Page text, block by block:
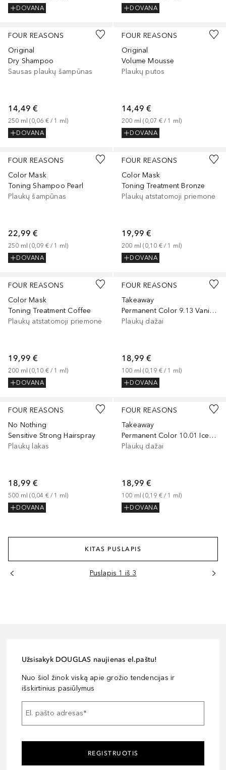
DOVANA
DOVANA
FOUR REASONS
Original
Dry Shampoo
Sausas plaukų šampūnas
14,49 €
250 ml (0,06 € / 1 ml)
DOVANA
FOUR REASONS
Original
Volume Mousse
Plaukų putos
14,49 €
200 ml (0,07 € / 1 ml)
DOVANA
FOUR REASONS
Color Mask
Toning Shampoo Pearl
Plaukų šampūnas
22,99 €
250 ml (0,09 € / 1 ml)
DOVANA
FOUR REASONS
Color Mask
Toning Treatment Bronze
Plaukų atstatomoji priemonė
19,99 €
200 ml (0,10 € / 1 ml)
DOVANA
FOUR REASONS
Color Mask
Toning Treatment Coffee
Plaukų atstatomoji priemonė
19,99 €
200 ml (0,10 € / 1 ml)
DOVANA
FOUR REASONS
Takeaway
Permanent Color 9.13 Vanilla Sky
Plaukų dažai
18,99 €
100 ml (0,19 € / 1 ml)
DOVANA
FOUR REASONS
No Nothing
Sensitive Strong Hairspray
Plaukų lakas
18,99 €
500 ml (0,04 € / 1 ml)
DOVANA
FOUR REASONS
Takeaway
Permanent Color 10.01 Ice Ice Blondy
Plaukų dažai
18,99 €
100 ml (0,19 € / 1 ml)
DOVANA
KITAS PUSLAPIS
Puslapis 1 iš 3
Užsisakyk DOUGLAS naujienas el.paštu!
Nuo šiol žinok viską apie grožio tendencijas ir
išskirtinius pasiūlymus
El. pašto adresas*
REGISTRUOTIS